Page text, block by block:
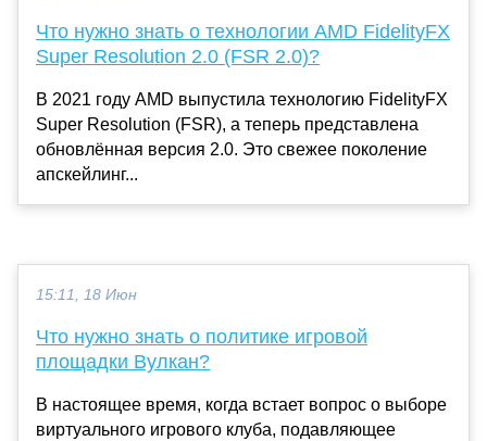
Что нужно знать о технологии AMD FidelityFX
Super Resolution 2.0 (FSR 2.0)?
В 2021 году AMD выпустила технологию FidelityFX
Super Resolution (FSR), а теперь представлена
обновлённая версия 2.0. Это свежее поколение
апскейлинг...
15:11, 18 Июн
Что нужно знать о политике игровой
площадки Вулкан?
В настоящее время, когда встает вопрос о выборе
виртуального игрового клуба, подавляющее